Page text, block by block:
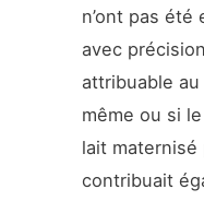
n’ont pas
avec
attribuable au
même ou si
lait maternisé
contribuait